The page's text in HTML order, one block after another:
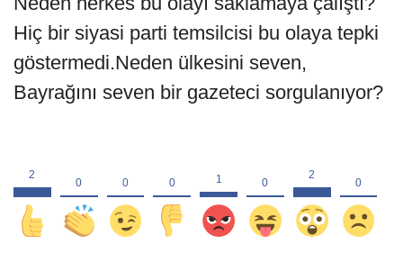
Hiç bir siyasi parti temsilcisi bu olaya tepki
göstermedi.Neden ülkesini seven,
Bayrağını seven bir gazeteci sorgulanıyor?